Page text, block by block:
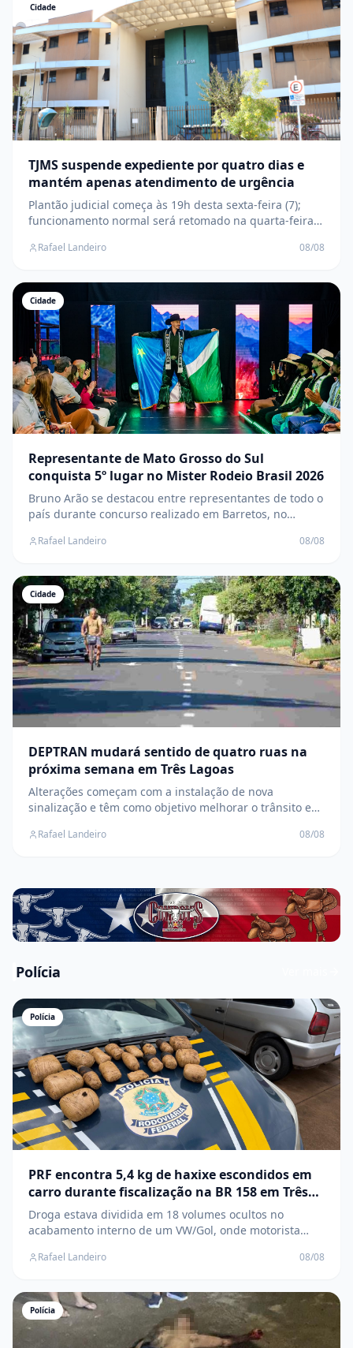
Cidade
TJMS suspende expediente por quatro dias e
mantém apenas atendimento de urgência
Plantão judicial começa às 19h desta sexta-feira (7);
funcionamento normal será retomado na quarta-feira
Rafael Landeiro 08/08
Cidade
Representante de Mato Grosso do Sul
conquista 5º lugar no Mister Rodeio Brasil 2026
Bruno Arão se destacou entre representantes de todo o
país durante concurso realizado em Barretos, no
Rafael Landeiro 08/08
Cidade
DEPTRAN mudará sentido de quatro ruas na
próxima semana em Três Lagoas
Alterações começam com a instalação de nova
sinalização e têm como objetivo melhorar o trânsito e
Rafael Landeiro 08/08
Polícia
Polícia
PRF encontra 5,4 kg de haxixe escondidos em
carro durante fiscalização na BR 158 em Três
Lagoas
Droga estava dividida em 18 volumes ocultos no
acabamento interno de um VW/Gol, onde motorista
Rafael Landeiro 08/08
Polícia